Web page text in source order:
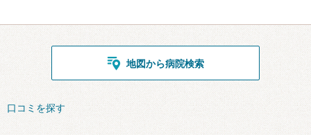
地図から病院検索
口コミを探す